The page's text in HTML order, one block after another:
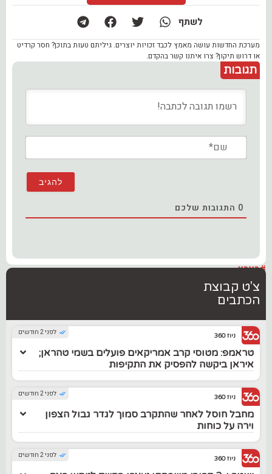
לשתף
מערכת החדשות עושה מאמץ לכבד זכויות יוצרים. גיליתם טעות בתוכן? חסר קרדיט
או דרוש תיקון? צרו איתנו קשר בהקדם.
תגובות
0 התגובות שלכם
#בארץ
צ'ט קבוצת
הכתבים
לפני 2 חודשים ניוז 360
טראמפ: מטוסי קרב אמריקאים פועלים בשמי טהראן;
איראן ביקשה להפסיק את התקיפות
לפני 2 חודשים ניוז 360
מחבל חוסל לאחר שהתקרב סמוך לגדר גבול הצפון
וירה על כוחות
לפני 2 חודשים ניוז 360